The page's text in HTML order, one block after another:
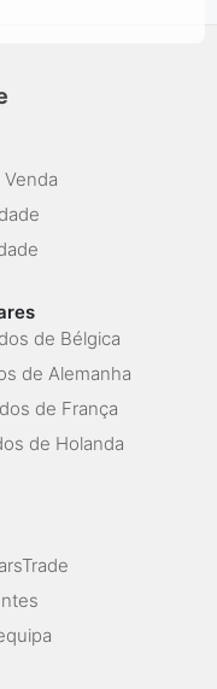
de Bélgica
de Alemanha
de França
de Holanda